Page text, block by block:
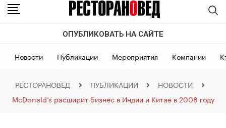
ОПУБЛИКОВАТЬ НА САЙТЕ
Новости Публикации Мероприятия Компании
РЕСТОРАНОВЕД ПУБЛИКАЦИИ
НОВОСТИ
McDonald’s расширит бизнес в Индии и Китае в 2008 году